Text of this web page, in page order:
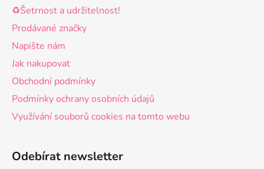
♻️Šetrnost a udržitelnost!
Prodávané značky
Napište nám
Jak nakupovat
Obchodní podmínky
Podmínky ochrany osobních údajů
Využívání souborů cookies na tomto webu
Odebírat newsletter